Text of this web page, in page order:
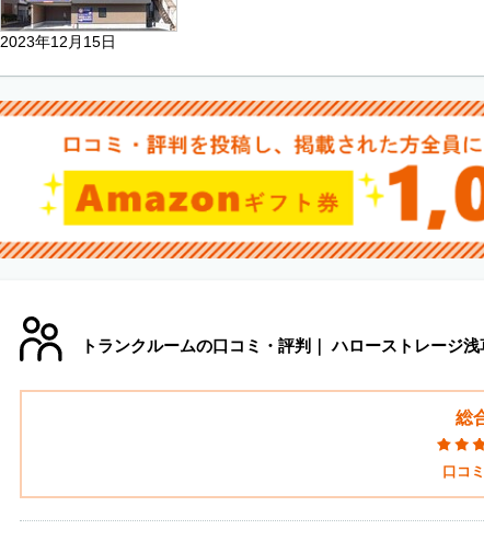
2023年12月15日
トランクルームの口コミ・評判｜ ハローストレージ浅
総
口コ